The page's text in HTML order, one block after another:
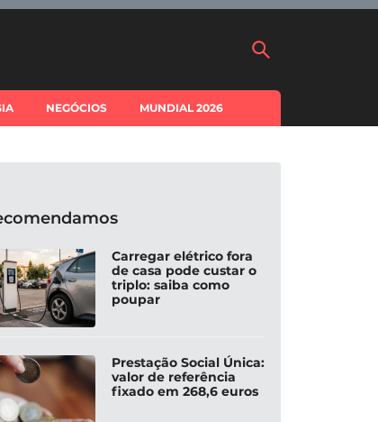
NEGÓCIOS MUNDIAL 2026
Carregar elétrico fora
de casa pode custar o
triplo: saiba como
poupar
Prestação Social Única:
valor de referência
fixado em 268,6 euros